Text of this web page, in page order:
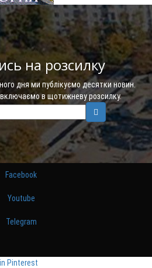
на розсилку
дня ми публікуємо десятки новин.
в щотижневу розсилку.
Facebook
Youtube
Telegram
Pinterest